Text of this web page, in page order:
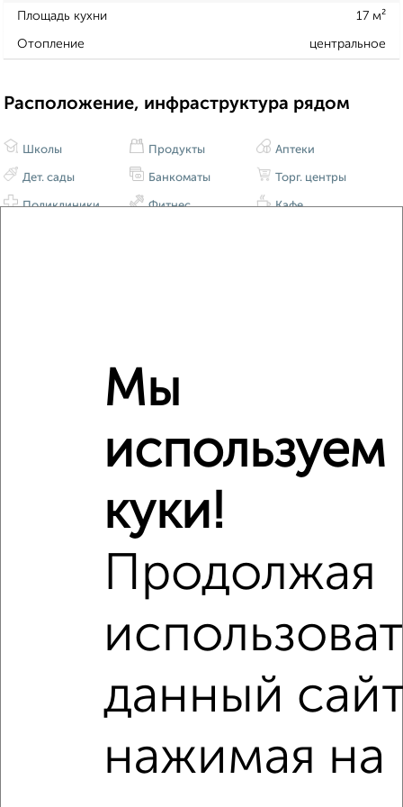
Площадь кухни 17 м²
Отопление центральное
Расположение, инфраструктура рядом
Школы
Дет. сады
Поликлиники
Продукты
Банкоматы
Фитнес
Аптеки
Торг. центры
Кафе
Сравнение средних цен
11 250 000₽
11 500 000₽
11 250 000
Мы
используем
куки!
Продолжая
данный
нажимая на